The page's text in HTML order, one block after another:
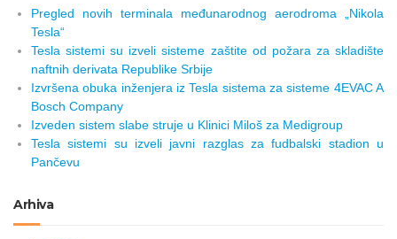
Pregled novih terminala međunarodnog aerodroma „Nikola
Tesla“
Tesla sistemi su izveli sisteme zaštite od požara za skladište
naftnih derivata Republike Srbije
Izvršena obuka inženjera iz Tesla sistema za sisteme 4EVAC A
Bosch Company
Izveden sistem slabe struje u Klinici Miloš za Medigroup
Tesla sistemi su izveli javni razglas za fudbalski stadion u
Pančevu
Arhiva